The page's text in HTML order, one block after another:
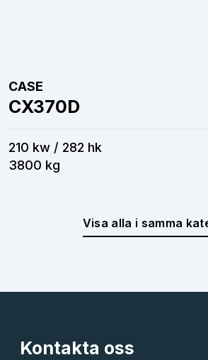
CASE
CX370D
210 kw / 282 hk
3800 kg
Visa alla i samma
Kontakta oss